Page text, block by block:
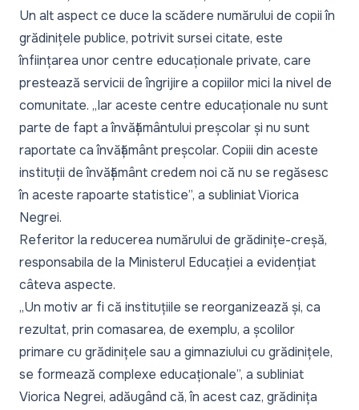
Un alt aspect ce duce la scădere numărului de copii în
grădinițele publice, potrivit sursei citate, este
înființarea unor centre educaționale private, care
prestează servicii de îngrijire a copiilor mici la nivel de
comunitate. „Iar aceste centre educaționale nu sunt
parte de fapt a învățământului preșcolar și nu sunt
raportate ca învățământ preșcolar. Copiii din aceste
instituții de învățământ credem noi că nu se regăsesc
în aceste rapoarte statistice”, a subliniat Viorica
Negrei.
Referitor la reducerea numărului de grădinițe-creșă,
responsabila de la Ministerul Educației a evidențiat
câteva aspecte.
„Un motiv ar fi că instituțiile se reorganizează și, ca
rezultat, prin comasarea, de exemplu, a școlilor
primare cu grădinițele sau a gimnaziului cu grădinițele,
se formează complexe educaționale”, a subliniat
Viorica Negrei, adăugând că, în acest caz, grădinița